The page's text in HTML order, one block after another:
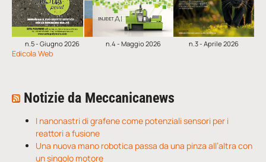
n.5 - Giugno 2026 n.4 - Maggio 2026 n.3 - Aprile 2026
Edicola Web
Notizie da Meccanicanews
I nanonastri di grafene come potenziali sensori per i
reattori a fusione
Una nuova mano robotica passa da una pinza all’altra con
un singolo motore